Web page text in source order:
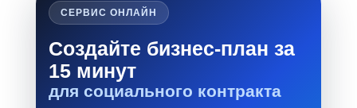
СЕРВИС ОНЛАЙН
Создайте бизнес-план за
15 минут
для социального контракта